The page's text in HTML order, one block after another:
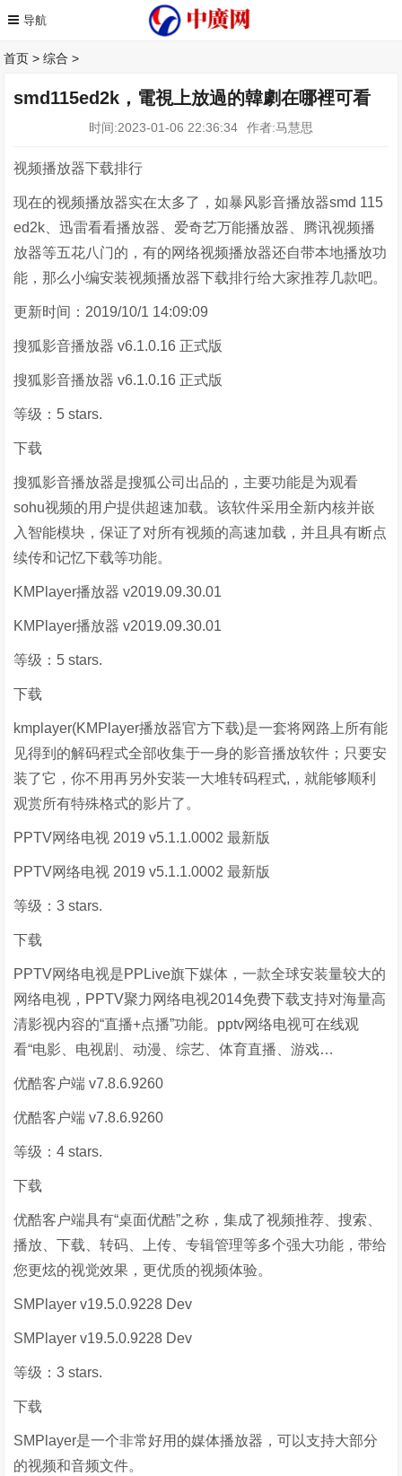
首页 >综合 >
smd115ed2k，電視上放過的韓劇在哪裡可看
时间:2023-01-06 22:36:34 作者:马慧思
视频播放器下载排行
现在的视频播放器实在太多了，如暴风影音播放器smd 115
ed2k、迅雷看看播放器、爱奇艺万能播放器、腾讯视频播
放器等五花八门的，有的网络视频播放器还自带本地播放功
能，那么小编安装视频播放器下载排行给大家推荐几款吧。
更新时间：2019/10/1 14:09:09
搜狐影音播放器 v6.1.0.16 正式版
搜狐影音播放器 v6.1.0.16 正式版
等级：5 stars.
下载
搜狐影音播放器是搜狐公司出品的，主要功能是为观看
sohu视频的用户提供超速加载。该软件采用全新内核并嵌
入智能模块，保证了对所有视频的高速加载，并且具有断点
续传和记忆下载等功能。
KMPlayer播放器 v2019.09.30.01
KMPlayer播放器 v2019.09.30.01
等级：5 stars.
下载
kmplayer(KMPlayer播放器官方下载)是一套将网路上所有能
见得到的解码程式全部收集于一身的影音播放软件；只要安
装了它，你不用再另外安装一大堆转码程式,，就能够顺利
观赏所有特殊格式的影片了。
PPTV网络电视 2019 v5.1.1.0002 最新版
PPTV网络电视 2019 v5.1.1.0002 最新版
等级：3 stars.
下载
PPTV网络电视是PPLive旗下媒体，一款全球安装量较大的
网络电视，PPTV聚力网络电视2014免费下载支持对海量高
清影视内容的“直播+点播”功能。pptv网络电视可在线观
看“电影、电视剧、动漫、综艺、体育直播、游戏…
优酷客户端 v7.8.6.9260
优酷客户端 v7.8.6.9260
等级：4 stars.
下载
优酷客户端具有“桌面优酷”之称，集成了视频推荐、搜索、
播放、下载、转码、上传、专辑管理等多个强大功能，带给
您更炫的视觉效果，更优质的视频体验。
SMPlayer v19.5.0.9228 Dev
SMPlayer v19.5.0.9228 Dev
等级：3 stars.
下载
SMPlayer是一个非常好用的媒体播放器，可以支持大部分
的视频和音频文件。